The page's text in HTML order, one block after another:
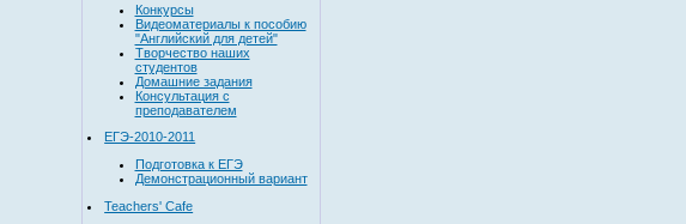
Конкурсы
Видеоматериалы к пособию
"Английский для детей"
Творчество наших
студентов
Домашние задания
Консультация с
преподавателем
ЕГЭ-2010-2011
Подготовка к ЕГЭ
Демонстрационный вариант
Teachers' Cafe